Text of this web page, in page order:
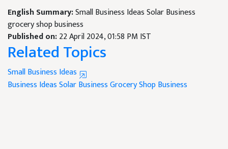
English Summary:Small Business Ideas Solar Business
grocery shop business
Published on:22 April 2024, 01:58 PM IST
Related Topics
Small Business Ideas
Business IdeasSolar BusinessGrocery Shop Business